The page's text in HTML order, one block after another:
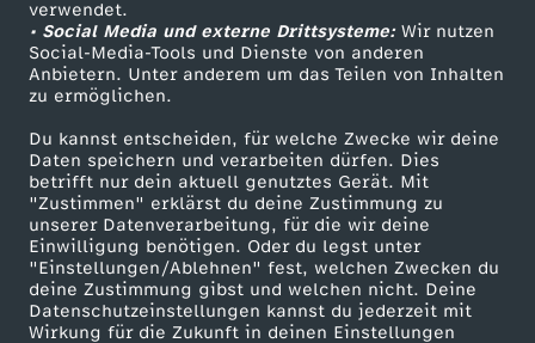
verwendet.
• Social Media und externe Drittsysteme:Wir nutzen
Social-Media-Tools und Dienste von anderen
Anbietern. Unter anderem um das Teilen von Inhalten
zu ermöglichen.
Du kannst entscheiden, für welche Zwecke wir deine
Daten speichern und verarbeiten dürfen. Dies
betrifft nur dein aktuell genutztes Gerät. Mit
"Zustimmen" erklärst du deine Zustimmung zu
unserer Datenverarbeitung, für die wir deine
Einwilligung benötigen. Oder du legst unter
"Einstellungen/Ablehnen" fest, welchen Zwecken du
deine Zustimmung gibst und welchen nicht. Deine
Datenschutzeinstellungen kannst du jederzeit mit
Wirkung für die Zukunft in deinen Einstellungen
e
s
t
e
n
F
ZDF Unternehmen
Karriere
ZDF goes Schule
Werbefernsehen
Mainzelmännchen